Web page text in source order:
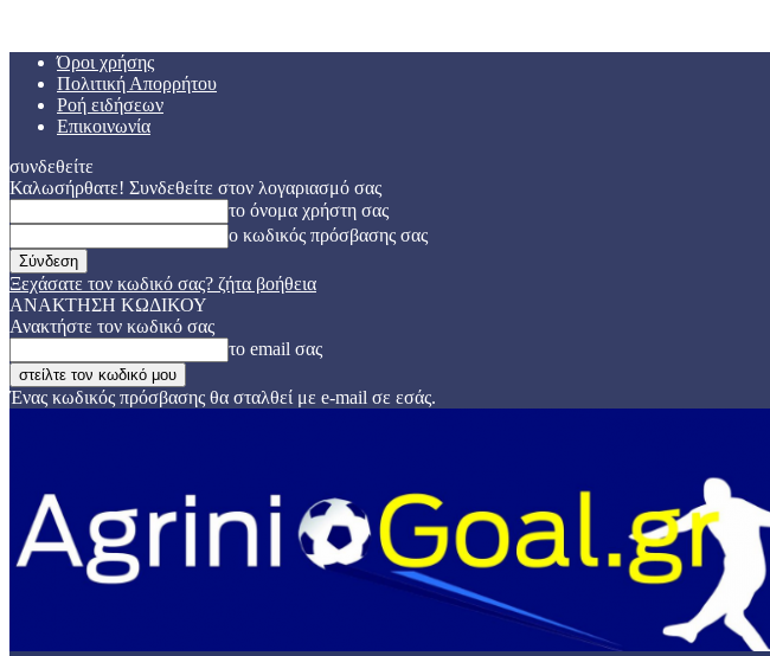
Όροι χρήσης
Πολιτική Απορρήτου
Ροή ειδήσεων
Επικοινωνία
συνδεθείτε
Καλωσήρθατε! Συνδεθείτε στον λογαριασμό σας
το όνομα χρήστη σας
ο κωδικός πρόσβασης σας
Ξεχάσατε τον κωδικό σας? ζήτα βοήθεια
ΑΝΑΚΤΗΣΗ ΚΩΔΙΚΟΥ
Ανακτήστε τον κωδικό σας
το email σας
Ένας κωδικός πρόσβασης θα σταλθεί με e-mail σε εσάς.